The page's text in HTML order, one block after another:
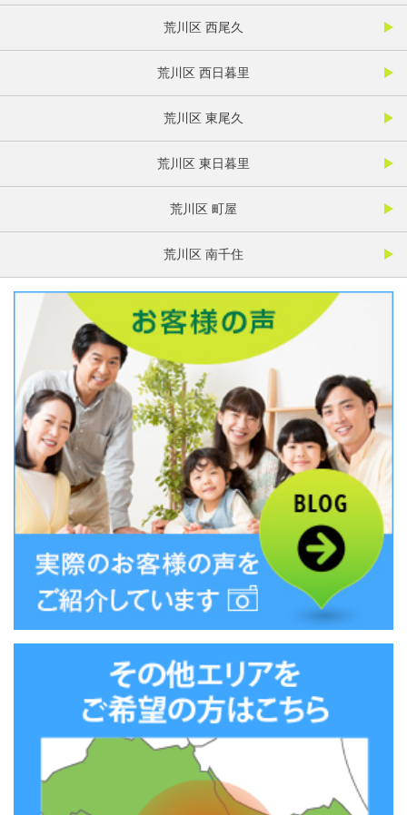
荒川区 西尾久
荒川区 西日暮里
荒川区 東尾久
荒川区 東日暮里
荒川区 町屋
荒川区 南千住